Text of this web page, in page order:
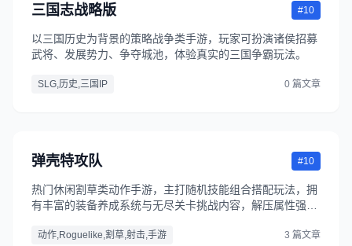
三国志战略版 #10
以三国历史为背景的策略战争类手游，玩家可扮演诸侯招募
武将、发展势力、争夺城池，体验真实的三国争霸玩法。
SLG,历史,三国IP 0 篇文章
弹壳特攻队 #10
热门休闲割草类动作手游，主打随机技能组合搭配玩法，拥
有丰富的装备养成系统与无尽关卡挑战内容，解压属性强，
动作,Roguelike,割草,射击,手游 3 篇文章